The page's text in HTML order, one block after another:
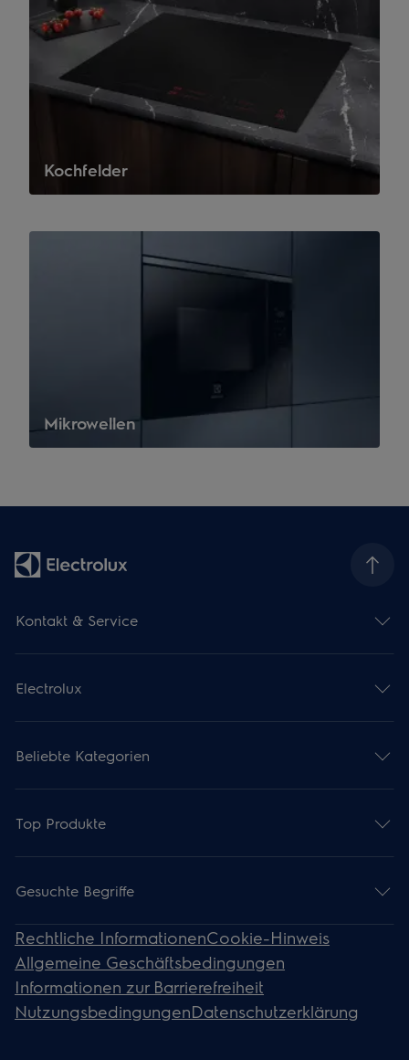
Kochfelder
Mikrowellen
Kontakt & Service
Electrolux
Beliebte Kategorien
Top Produkte
Gesuchte Begriffe
Rechtliche InformationenCookie-Hinweis
Allgemeine Geschäftsbedingungen
Informationen zur Barrierefreiheit
NutzungsbedingungenDatenschutzerklärung